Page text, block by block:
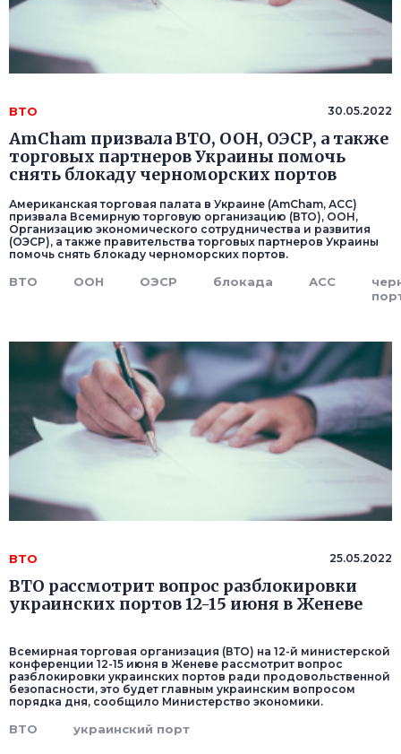
ВТО 30.05.2022
AmCham призвала ВТО, ООН, ОЭСР, а также
торговых партнеров Украины помочь
снять блокаду черноморских портов
Американская торговая палата в Украине (AmCham, АСС)
призвала Всемирную торговую организацию (ВТО), ООН,
Организацию экономического сотрудничества и развития
(ОЭСР), а также правительства торговых партнеров Украины
помочь снять блокаду черноморских портов.
ВТО ООН ОЭСР блокада АСС
ВТО 25.05.2022
ВТО рассмотрит вопрос разблокировки
украинских портов 12-15 июня в Женеве
Всемирная торговая организация (ВТО) на 12-й министерской
конференции 12-15 июня в Женеве рассмотрит вопрос
разблокировки украинских портов ради продовольственной
безопасности, это будет главным украинским вопросом
порядка дня, сообщило Министерство экономики.
ВТО украинский порт